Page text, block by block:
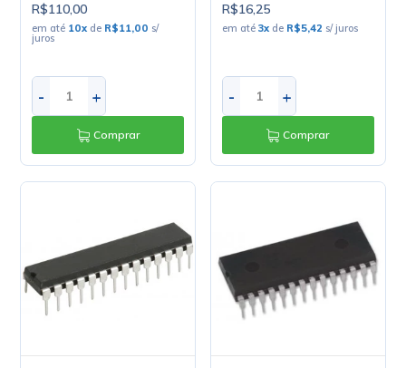
R$110,00
em até 10x de R$11,00 s/
juros
- +
Comprar
R$16,25
em até3x de R$5,42 s/ juros
- +
Comprar